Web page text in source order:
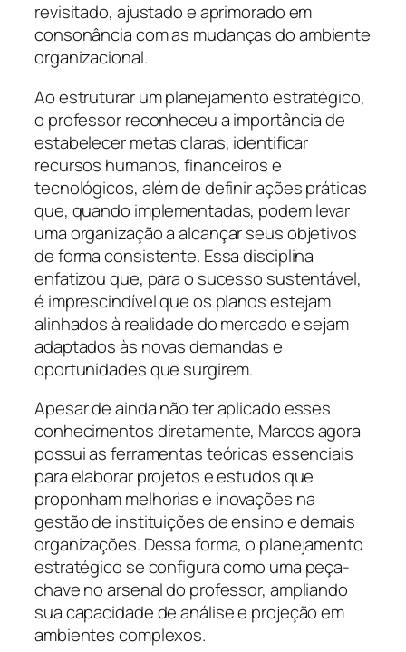
revisitado, ajustado e aprimorado em
consonância com as mudanças do ambiente
organizacional.
Ao estruturar um planejamento estratégico,
o professor reconheceu a importância de
estabelecer metas claras, identificar
recursos humanos, financeiros e
tecnológicos, além de definir ações práticas
que, quando implementadas, podem levar
uma organização a alcançar seus objetivos
de forma consistente. Essa disciplina
enfatizou que, para o sucesso sustentável,
é imprescindível que os planos estejam
alinhados à realidade do mercado e sejam
adaptados às novas demandas e
oportunidades que surgirem.
Apesar de ainda não ter aplicado esses
conhecimentos diretamente, Marcos agora
possui as ferramentas teóricas essenciais
para elaborar projetos e estudos que
proponham melhorias e inovações na
gestão de instituições de ensino e demais
organizações. Dessa forma, o planejamento
estratégico se configura como uma peça-
chave no arsenal do professor, ampliando
sua capacidade de análise e projeção em
ambientes complexos.